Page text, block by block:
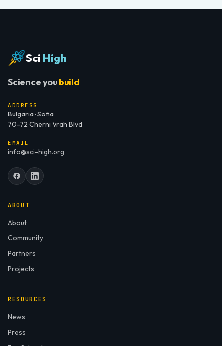
Sci High
Science you build
ADDRESS
Bulgaria · Sofia
70-72 Cherni Vrah Blvd
EMAIL
info@sci-high.org
ABOUT
About
Community
Partners
Projects
RESOURCES
News
Press